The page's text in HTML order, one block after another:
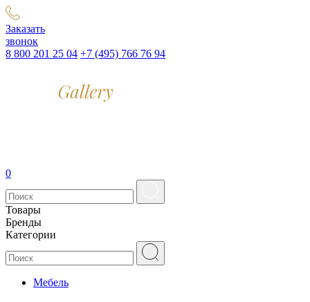
Заказать
звонок
8 800 201 25 04 +7 (495) 766 76 94
0
Товары
Бренды
Категории
Мебель